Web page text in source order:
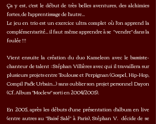
Ça y est, c'est le début de très belles aventures, des alchimies
fortes, de l'apprentissage de l'autre...
Le jeu en trio est un exercice ultra complet où l'on apprend la
complémentarité... il faut même apprendre à se "vendre" dans la
foulée !!!
Vient ensuite la création du duo Kameleon avec le bassiste-
chanteur de talent : Stéphan Villières avec qui il travaillera sur
plusieurs projets entre Toulouse et Perpignan (Gospel, Hip-Hop,
Compil Pack Urbain...) sans oublier son projet personnel Dayon
(Cf. Album "Moclew" sorti en 2004/2005).
En 2005, après les débuts d'une présentation d'album en live
(entre autres au "Baisé Salé" à Paris), Stéphan V. décide de se